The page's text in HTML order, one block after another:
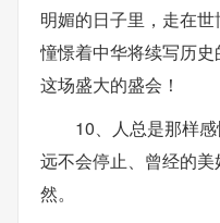
明媚的日子里，走在
憧憬着中华将续写历
这场盛大的盛会！
10、人总是那样
远不会停止、曾经的
然。